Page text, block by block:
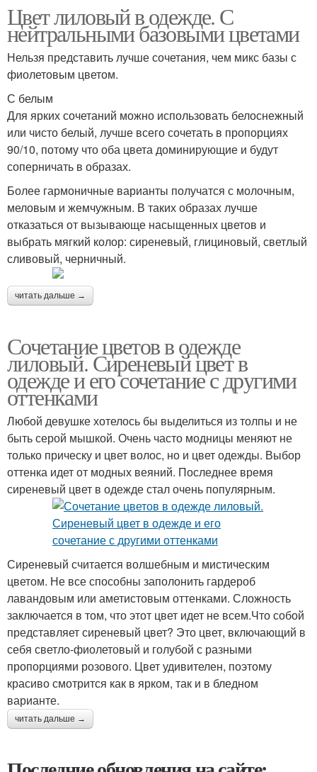
Цвет лиловый в одежде. С
нейтральными базовыми цветами
Нельзя представить лучше сочетания, чем микс базы с
фиолетовым цветом.
С белым
Для ярких сочетаний можно использовать белоснежный
или чисто белый, лучше всего сочетать в пропорциях
90/10, потому что оба цвета доминирующие и будут
соперничать в образах.
Более гармоничные варианты получатся с молочным,
меловым и жемчужным. В таких образах лучше
отказаться от вызывающе насыщенных цветов и
выбрать мягкий колор: сиреневый, глициновый, светлый
сливовый, черничный.
читать дальше →
Сочетание цветов в одежде
лиловый. Сиреневый цвет в
одежде и его сочетание с другими
оттенками
Любой девушке хотелось бы выделиться из толпы и не
быть серой мышкой. Очень часто модницы меняют не
только прическу и цвет волос, но и цвет одежды. Выбор
оттенка идет от модных веяний. Последнее время
сиреневый цвет в одежде стал очень популярным.
Сиреневый считается волшебным и мистическим
цветом. Не все способны заполонить гардероб
лавандовым или аметистовым оттенками. Сложность
заключается в том, что этот цвет идет не всем.Что собой
представляет сиреневый цвет? Это цвет, включающий в
себя светло-фиолетовый и голубой с разными
пропорциями розового. Цвет удивителен, поэтому
красиво смотрится как в ярком, так и в бледном
варианте.
читать дальше →